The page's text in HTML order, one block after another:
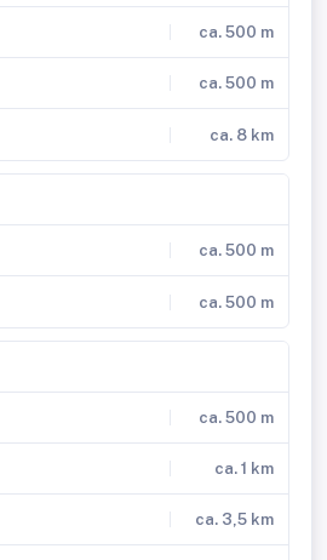
ca. 500 m
ca. 500 m
ca. 8 km
ca. 500 m
ca. 500 m
ca. 500 m
ca. 1 km
ca. 3,5 km